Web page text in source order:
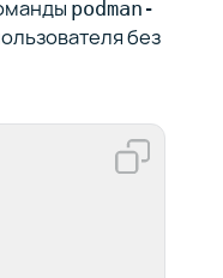
podman-
без